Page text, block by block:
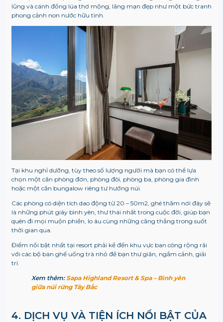
lũng và cánh đồng lúa thơ mộng, lãng mạn đẹp như một bức tranh
phong cảnh non nước hữu tình.
Tại khu nghỉ dưỡng, tùy theo số lượng người mà bạn có thể lựa
chọn một căn phòng đơn, phòng đôi, phòng ba, phòng gia đình
hoặc một căn bungalow riêng tư hướng núi.
Các phòng có diện tích dao động từ 20 – 50m2, ghé thăm nơi đây sẽ
là những phút giây bình yên, thư thái nhất trong cuộc đời, giúp bạn
quên đi mọi muộn phiền, lo âu cùng những căng thẳng trong suốt
thời gian qua.
Điểm nổi bật nhất tại resort phải kể đến khu vực ban công rộng rãi
với các bộ bàn ghế uống trà nhỏ để bạn thư giãn, ngắm cảnh, giải
trí.
Xem thêm: Sapa Highland Resort & Spa – Bình yên
giữa núi rừng Tây Bắc
4. DỊCH VỤ VÀ TIỆN ÍCH NỔI BẬT CỦA